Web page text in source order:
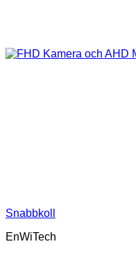
Snabbkoll
EnWiTech